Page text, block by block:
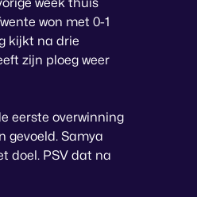
won met 0-1
kijkt na drie
zijn ploeg weer
eerste overwinning
gevoeld. Samya
doel. PSV dat na